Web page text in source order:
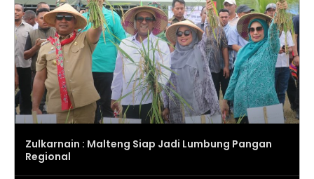
Zulkarnain : Malteng Siap Jadi Lumbung Pangan
Regional